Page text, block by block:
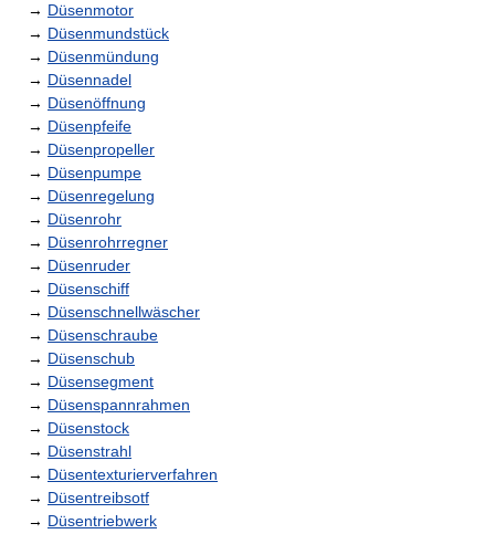
→ Düsenmotor
→ Düsenmundstück
→ Düsenmündung
→ Düsennadel
→ Düsenöffnung
→ Düsenpfeife
→ Düsenpropeller
→ Düsenpumpe
→ Düsenregelung
→ Düsenrohr
→ Düsenrohrregner
→ Düsenruder
→ Düsenschiff
→ Düsenschnellwäscher
→ Düsenschraube
→ Düsenschub
→ Düsensegment
→ Düsenspannrahmen
→ Düsenstock
→ Düsenstrahl
→ Düsentexturierverfahren
→ Düsentreibsotf
→ Düsentriebwerk